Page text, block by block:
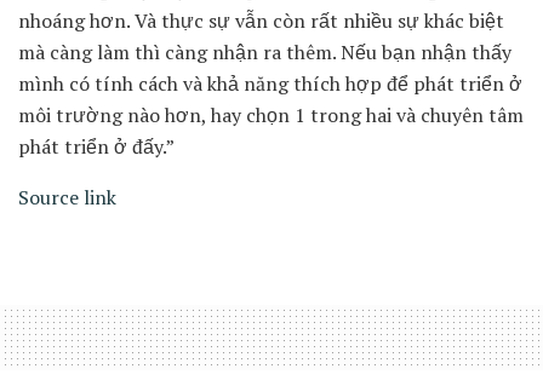
nhoáng hơn. Và thực sự vẫn còn rất nhiều sự khác biệt
mà càng làm thì càng nhận ra thêm. Nếu bạn nhận thấy
mình có tính cách và khả năng thích hợp để phát triển ở
môi trường nào hơn, hay chọn 1 trong hai và chuyên tâm
phát triển ở đấy.”
Source link